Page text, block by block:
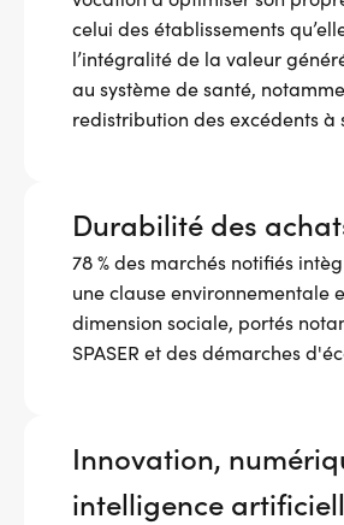
celui des établissements
l’intégralité de la valeur
au système de santé,
redistribution des excédents à
Durabilité des
78 % des marchés notifiés
une clause environnementale
dimension sociale, portés
SPASER et des démarches
Innovation,
intelligence